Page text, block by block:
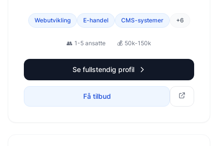
resultater. Søkemotoroptimalisering,
markedsundersøkelser, integrasjoner, API, grafisk
design og annet.
Webutvikling E-handel CMS-systemer +6
👥 1-5 ansatte 💰 50k-150k
Se fullstendig profil
Få tilbud